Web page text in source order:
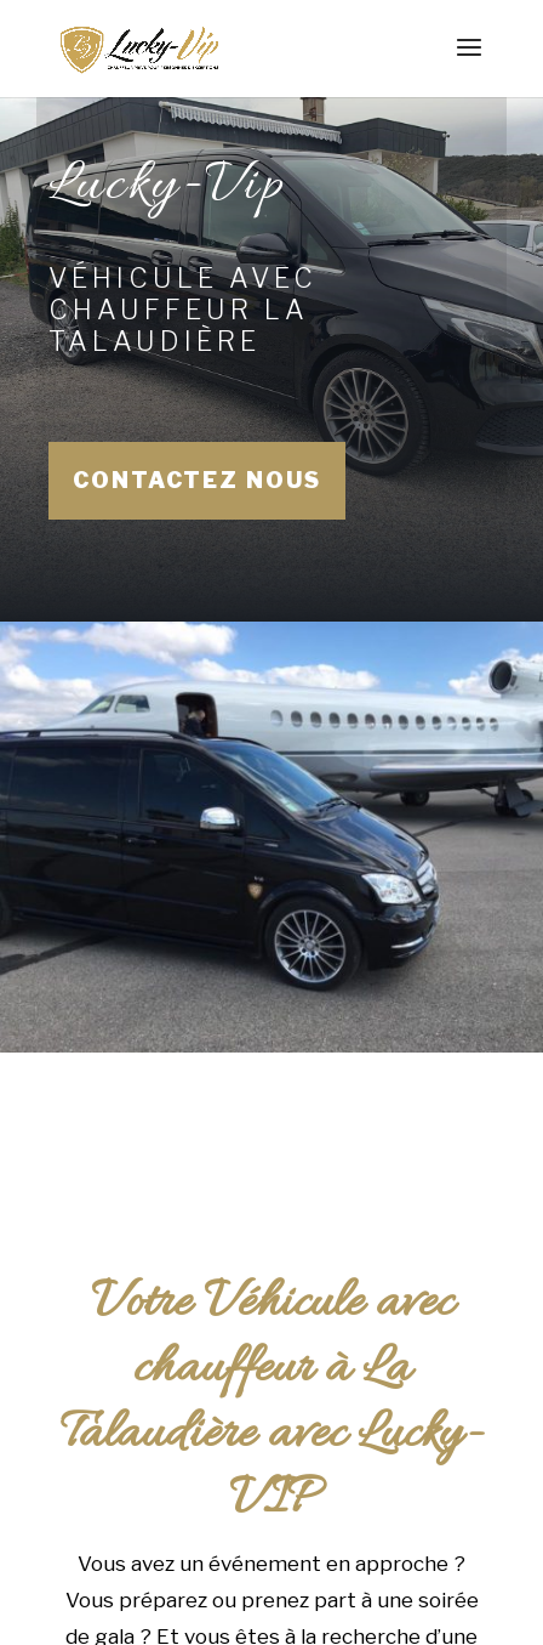
Lucky-Vip
VÉHICULE AVEC
CHAUFFEUR LA
TALAUDIÈRE
CONTACTEZ NOUS
Votre Véhicule avec
chauffeur à La
Talaudière avec Lucky-
VIP
Vous avez un événement en approche ?
Vous préparez ou prenez part à une soirée
de gala ? Et vous êtes à la recherche d’une